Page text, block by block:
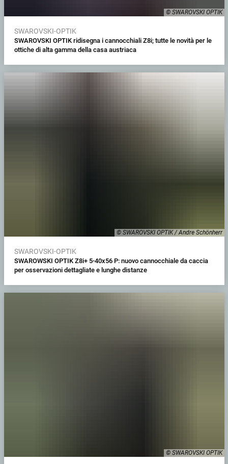
© SWAROVSKI OPTIK
SWAROVSKI-OPTIK
SWAROVSKI OPTIK ridisegna i cannocchiali Z8i; tutte le novità per le
ottiche di alta gamma della casa austriaca
© SWAROVSKI OPTIK / Andre Schönherr
SWAROVSKI-OPTIK
SWAROWSKI OPTIK Z8i+ 5-40x56 P: nuovo cannocchiale da caccia
per osservazioni dettagliate e lunghe distanze
© SWAROVSKI OPTIK